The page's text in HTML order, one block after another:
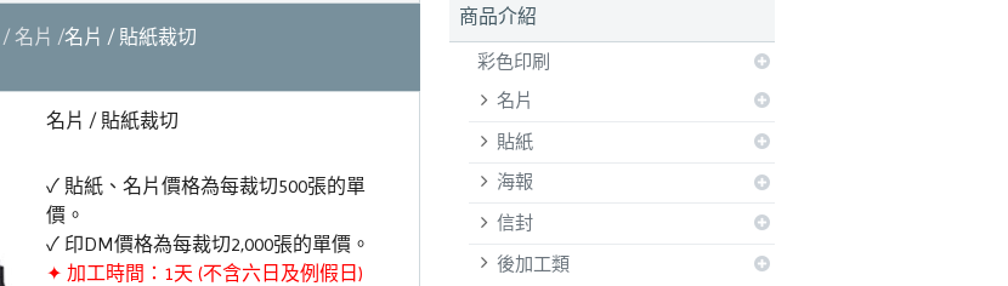
商品介紹
彩色印刷
名片
貼紙
海報
信封
後加工類
名片 名片 / 貼紙裁切
名片 / 貼紙裁切
✓ 貼紙、名片價格為每裁切500張的單
價。
✓ 印DM價格為每裁切2,000張的單價。
✦ 加工時間：1天 (不含六日及例假日)